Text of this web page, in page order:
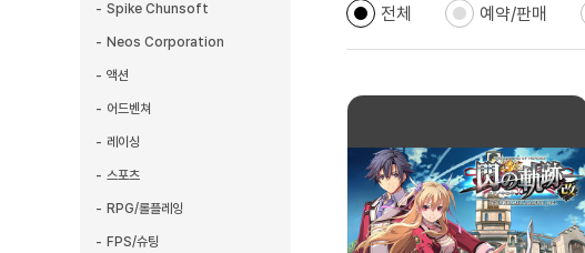
Spike Chunsoft
Neos Corporation
액션
어드벤쳐
레이싱
스포츠
RPG/롤플레잉
FPS/슈팅
전체 예약/판매